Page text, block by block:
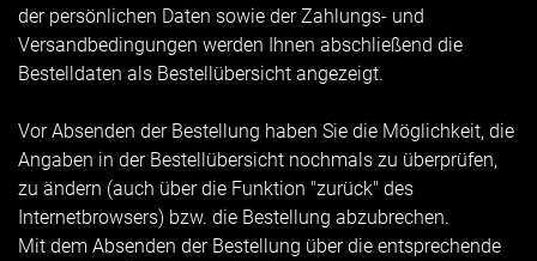
der persönlichen Daten sowie der Zahlungs- und
Versandbedingungen werden Ihnen abschließend die
Bestelldaten als Bestellübersicht angezeigt.
Vor Absenden der Bestellung haben Sie die Möglichkeit, die
Angaben in der Bestellübersicht nochmals zu überprüfen,
zu ändern (auch über die Funktion "zurück" des
Internetbrowsers) bzw. die Bestellung abzubrechen.
Mit dem Absenden der Bestellung über die entsprechende